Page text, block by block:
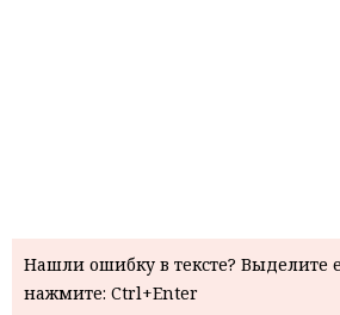
Нашли ошибку в тексте?
нажмите: Ctrl+Enter